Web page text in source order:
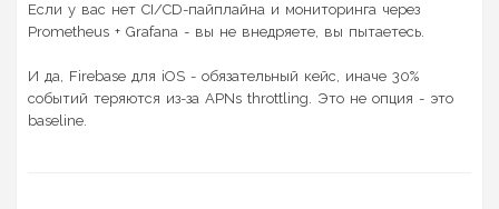
Если у вас нет CI/CD-пайплайна и мониторинга через
Prometheus + Grafana - вы не внедряете, вы пытаетесь.
И да, Firebase для iOS - обязательный кейс, иначе 30%
событий теряются из-за APNs throttling. Это не опция - это
baseline.